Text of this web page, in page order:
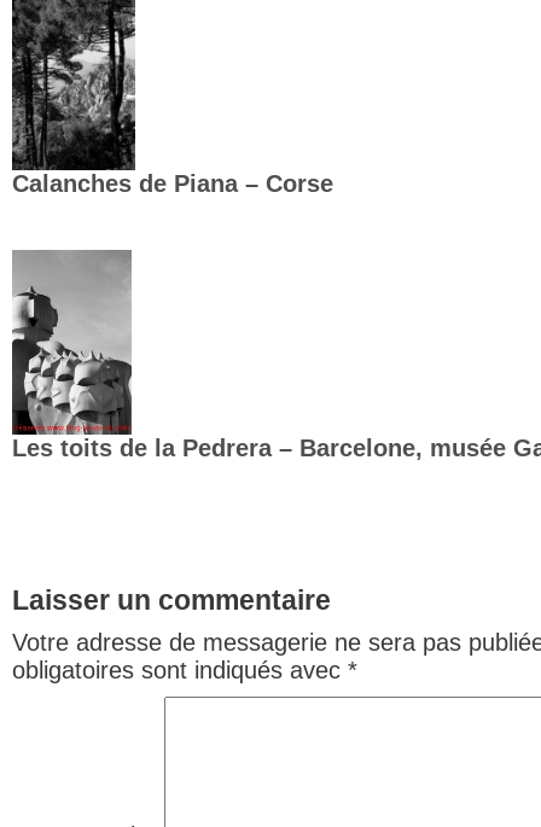
Calanches de Piana – Corse
Les toits de la Pedrera – Barcelone, musée
Laisser un commentaire
Votre adresse de messagerie ne sera pas
obligatoires sont indiqués avec *